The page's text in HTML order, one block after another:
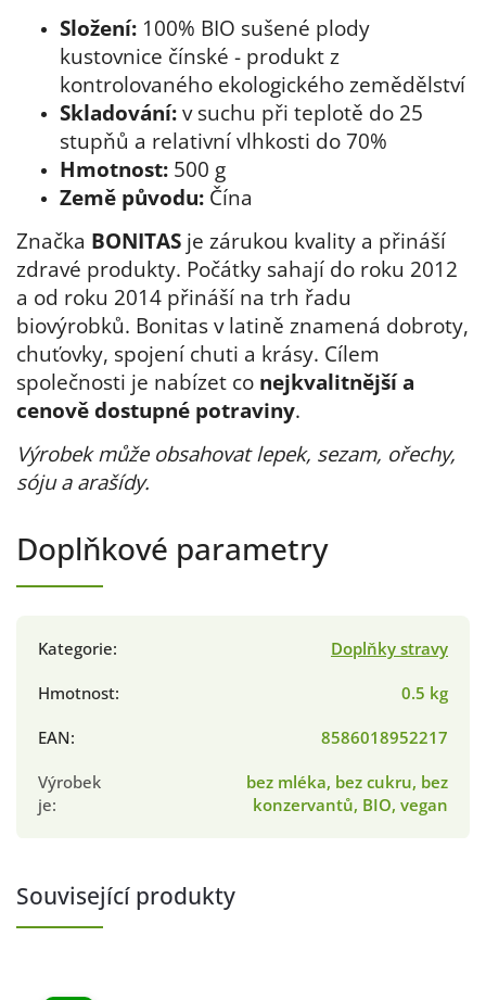
Složení: 100% BIO sušené plody
kustovnice čínské - produkt z
kontrolovaného ekologického zemědělství
Skladování: v suchu při teplotě do 25
stupňů a relativní vlhkosti do 70%
Hmotnost: 500 g
Země původu: Čína
Značka BONITAS je zárukou kvality a přináší
zdravé produkty. Počátky sahají do roku 2012
a od roku 2014 přináší na trh řadu
biovýrobků. Bonitas v latině znamená dobroty,
chuťovky, spojení chuti a krásy. Cílem
společnosti je nabízet co nejkvalitnější a
cenově dostupné potraviny.
Výrobek může obsahovat lepek, sezam, ořechy,
sóju a arašídy.
Doplňkové parametry
Kategorie:
Doplňky stravy
Hmotnost:
0.5 kg
EAN:
8586018952217
Výrobek
je:
bez mléka, bez cukru, bez
konzervantů, BIO, vegan
Související produkty